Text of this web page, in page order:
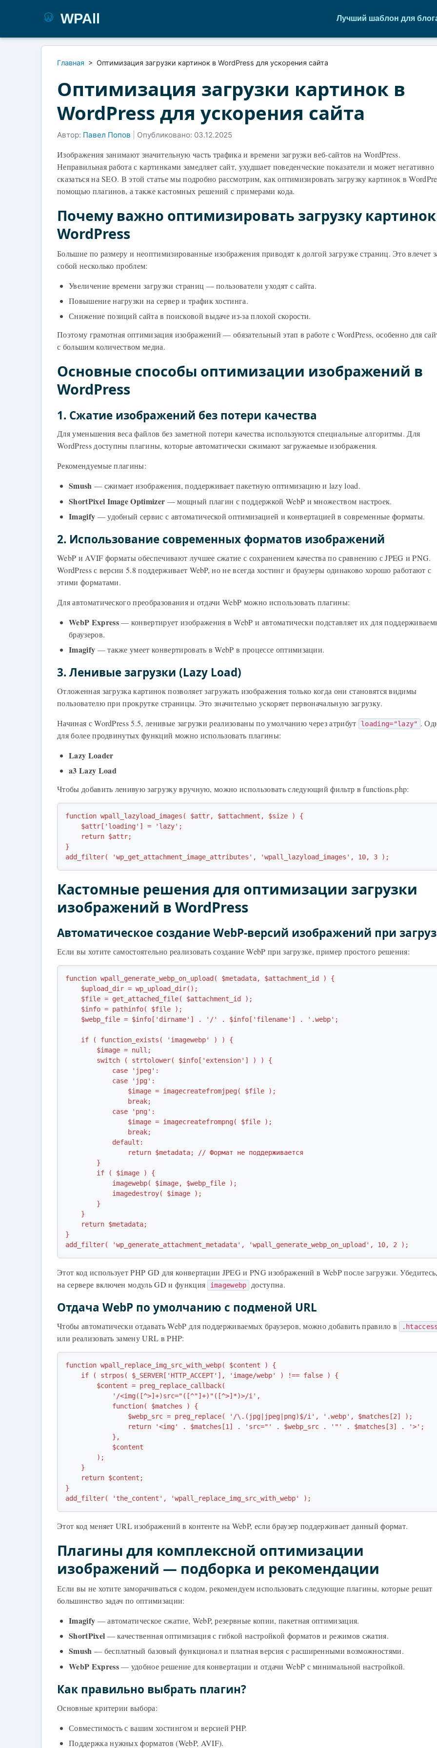
WPAll Лучший шаблон для
Главная > Оптимизация загрузки картинок в WordPress для ускорения сайта
Оптимизация загрузки картинок в
WordPress для ускорения сайта
Автор: Павел Попов Опубликовано: 03.12.2025
Изображения занимают значительную часть трафика и времени загрузки веб-сайтов на WordPress.
Неправильная работа с картинками замедляет сайт, ухудшает поведенческие показатели и может негативно
сказаться на SEO. В этой статье мы подробно рассмотрим, как оптимизировать загрузку картинок в
помощью плагинов, а также кастомных решений с примерами кода.
Почему важно оптимизировать загрузку
WordPress
Большие по размеру и неоптимизированные изображения приводят к долгой загрузке страниц. Это влечет
собой несколько проблем:
Увеличение времени загрузки страниц — пользователи уходят с сайта.
Повышение нагрузки на сервер и трафик хостинга.
Снижение позиций сайта в поисковой выдаче из-за плохой скорости.
Поэтому грамотная оптимизация изображений — обязательный этап в работе с WordPress, особенно для
с большим количеством медиа.
Основные способы оптимизации изображений в
WordPress
1. Сжатие изображений без потери качества
Для уменьшения веса файлов без заметной потери качества используются специальные алгоритмы. Для
WordPress доступны плагины, которые автоматически сжимают загружаемые изображения.
Рекомендуемые плагины:
Smush — сжимает изображения, поддерживает пакетную оптимизацию и lazy load.
ShortPixel Image Optimizer — мощный плагин с поддержкой WebP и множеством настроек.
Imagify — удобный сервис с автоматической оптимизацией и конвертацией в современные форматы.
2. Использование современных форматов изображений
WebP и AVIF форматы обеспечивают лучшее сжатие с сохранением качества по сравнению с JPEG и PNG.
WordPress с версии 5.8 поддерживает WebP, но не всегда хостинг и браузеры одинаково хорошо работают с
этими форматами.
Для автоматического преобразования и отдачи WebP можно использовать плагины:
WebP Express— конвертирует изображения в WebP и автоматически подставляет их для
браузеров.
Imagify — также умеет конвертировать в WebP в процессе оптимизации.
3. Ленивые загрузки (Lazy Load)
Отложенная загрузка картинок позволяет загружать изображения только когда они становятся видимы
пользователю при прокрутке страницы. Это значительно ускоряет первоначальную загрузку.
Начиная с WordPress 5.5, ленивые загрузки реализованы по умолчанию через атрибут
loading="lazy" .
для более продвинутых функций можно использовать плагины:
Lazy Loader
a3 Lazy Load
Чтобы добавить ленивую загрузку вручную, можно использовать следующий фильтр в functions.php:
function wpall_lazyload_images( $attr, $attachment, $size ) {
}
add_filter( 'wp_get_attachment_image_attributes', 'wpall_lazyload_images', 10, 3 );
Кастомные решения для оптимизации загрузки
изображений в WordPress
Автоматическое создание WebP-версий изображений при
Если вы хотите самостоятельно реализовать создание WebP при загрузке, пример простого решения:
function wpall_generate_webp_on_upload( $metadata, $attachment_id ) {
}
add_filter( 'wp_generate_attachment_metadata', 'wpall_generate_webp_on_upload', 10, 2 );
Этот код использует PHP GD для конвертации JPEG и PNG изображений в WebP после загрузки.
на сервере включен модуль GD и функция
imagewebp доступна.
Отдача WebP по умолчанию с подменой URL
Чтобы автоматически отдавать WebP для поддерживаемых браузеров, можно добавить правило в
или реализовать замену URL в PHP:
function wpall_replace_img_src_with_webp( $content ) {
}
add_filter( 'the_content', 'wpall_replace_img_src_with_webp' );
Этот код меняет URL изображений в контенте на WebP, если браузер поддерживает данный формат.
Плагины для комплексной оптимизации
изображений — подборка и рекомендации
Если вы не хотите заморачиваться с кодом, рекомендуем использовать следующие плагины, которые решат
большинство задач по оптимизации:
Imagify — автоматическое сжатие, WebP, резервные копии, пакетная оптимизация.
ShortPixel — качественная оптимизация с гибкой настройкой форматов и режимов сжатия.
Smush — бесплатный базовый функционал и платная версия с расширенными возможностями.
WebP Express— удобное решение для конвертации и отдачи WebP с минимальной настройкой.
Как правильно выбрать плагин?
Основные критерии выбора:
Совместимость с вашим хостингом и версией PHP.
Поддержка нужных форматов (WebP, AVIF).